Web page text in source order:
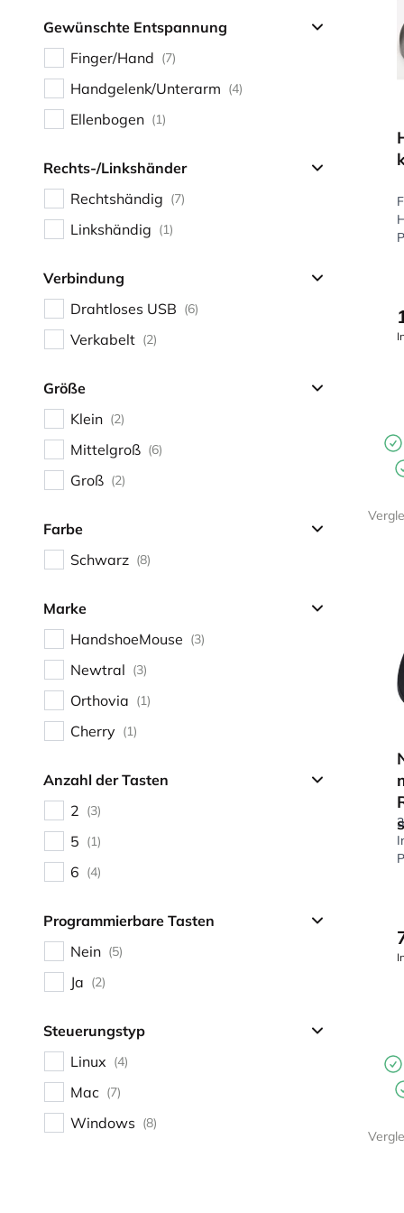
Gewünschte Entspannung
Finger/Hand (7)
Handgelenk/Unterarm (4)
Ellenbogen (1)
Rechts-/Linkshänder
Rechtshändig (7)
Linkshändig (1)
Verbindung
Drahtloses USB (6)
Verkabelt (2)
Größe
Klein (2)
Mittelgroß (6)
Groß (2)
Farbe
Schwarz (8)
Marke
HandshoeMouse (3)
Newtral (3)
Orthovia (1)
Cherry (1)
Anzahl der Tasten
2 (3)
5 (1)
6 (4)
Programmierbare Tasten
Nein (5)
Ja (2)
Steuerungstyp
Linux (4)
Mac (7)
Windows (8)